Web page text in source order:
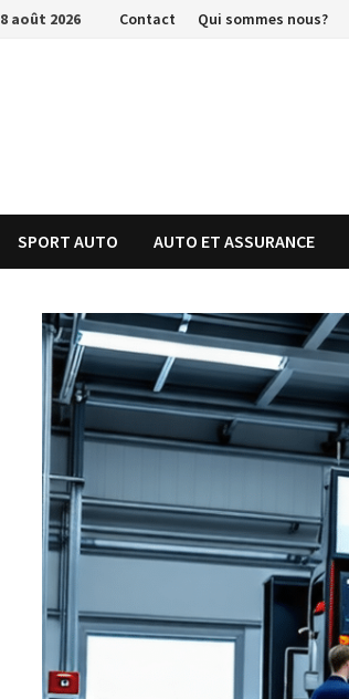
Passer
8 août 2026 Contact Qui sommes nous?
SPORT AUTO AUTO ET ASSURANCE